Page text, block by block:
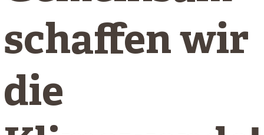
schaffen wir
die